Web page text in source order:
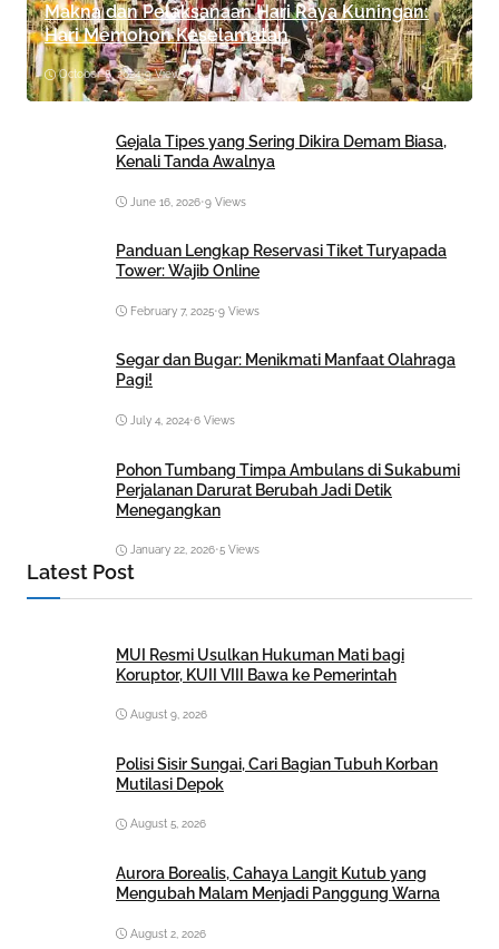
Makna dan Pelaksanaan Hari Raya Kuningan:
Hari Memohon Keselamatan
October 8, 2024•9 Views
Gejala Tipes yang Sering Dikira Demam Biasa,
Kenali Tanda Awalnya
June 16, 2026•9 Views
Panduan Lengkap Reservasi Tiket Turyapada
Tower: Wajib Online
February 7, 2025•9 Views
Segar dan Bugar: Menikmati Manfaat Olahraga
Pagi!
July 4, 2024•6 Views
Pohon Tumbang Timpa Ambulans di Sukabumi
Perjalanan Darurat Berubah Jadi Detik
Menegangkan
January 22, 2026•5 Views
Latest Post
MUI Resmi Usulkan Hukuman Mati bagi
Koruptor, KUII VIII Bawa ke Pemerintah
August 9, 2026
Polisi Sisir Sungai, Cari Bagian Tubuh Korban
Mutilasi Depok
August 5, 2026
Aurora Borealis, Cahaya Langit Kutub yang
Mengubah Malam Menjadi Panggung Warna
August 2, 2026